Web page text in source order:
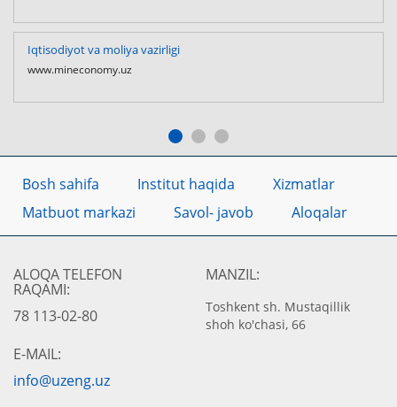
Iqtisodiyot va moliya vazirligi
www.mineconomy.uz
Bosh sahifa Institut haqida
Xizmatlar
Matbuot markazi
Savol- javob Aloqalar
ALOQA TELEFON
RAQAMI:
78 113-02-80
MANZIL:
Toshkent sh. Mustaqillik
shoh ko'chasi, 66
E-MAIL:
info@uzeng.uz